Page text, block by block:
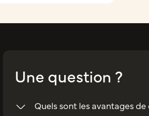
Une question ?
Quels sont les avantages